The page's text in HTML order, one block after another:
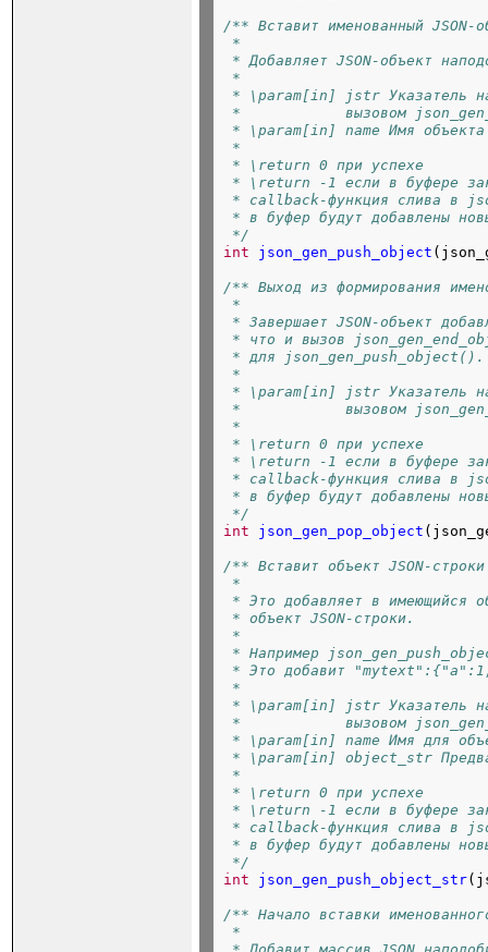
/** Вставит именованный JSON-
*
* Добавляет JSON-объект
*
* \param[in] jstr Указатель на
*            вызовом
* \param[in] name Имя объекта
*
* \return 0 при успехе
* \return -1 если в буфере
* callback-функция слива в
* в буфер будут добавлены
*/
int
json_gen_push_object
/** Выход из формирования
*
* Завершает JSON-объект
* что и вызов
* для json_gen_push_object().
*
* \param[in] jstr Указатель на
*            вызовом
*
* \return 0 при успехе
* \return -1 если в буфере
* callback-функция слива в
* в буфер будут добавлены
*/
int
json_gen_pop_object
/** Вставит объект JSON-строки
*
* Это добавляет в имеющийся
* объект JSON-строки.
*
* Например
* Это добавит
*
* \param[in] jstr Указатель на
*            вызовом
* \param[in] name Имя для
* \param[in] object_str
*
* \return 0 при успехе
* \return -1 если в буфере
* callback-функция слива в
* в буфер будут добавлены
*/
int
json_gen_push_object_str
/** Начало вставки
*